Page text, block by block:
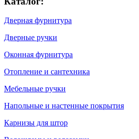
Дверная фурнитура
Дверные ручки
Оконная фурнитура
Отопление и сантехника
Мебельные ручки
Напольные и настенные покрытия
Карнизы для штор